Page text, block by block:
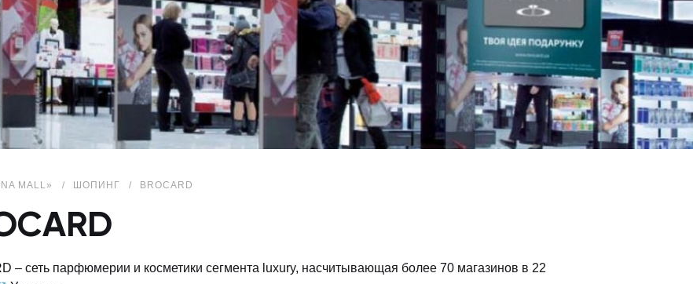
MALL» ШОПИНГ BROCARD
– сеть парфюмерии и косметики сегмента luxury, насчитывающая более 70 магазинов в 22